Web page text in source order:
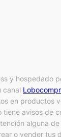
y hospedado
canal
en productos
tiene avisos de
alguna de
o vender tus